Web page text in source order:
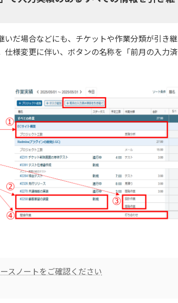
いだ場合などにも、チケットや作業分類が引き継
様変更に伴い、ボタンの名称を「前月の入力済
スノートをご確認ください